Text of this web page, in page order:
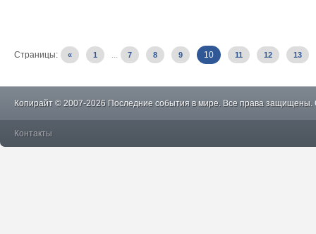
Страницы: « 1 ... 7 8 9 10 11 12 13
Копирайт © 2007-2026 Последние события в мире. Все права защищены.
Контакты